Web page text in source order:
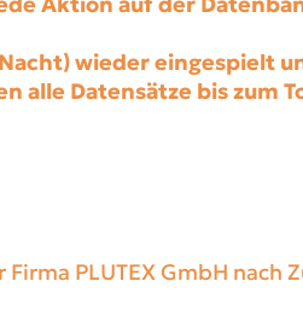
wieder eingespielt
alle Datensätze bis zum
PLUTEX GmbH nach